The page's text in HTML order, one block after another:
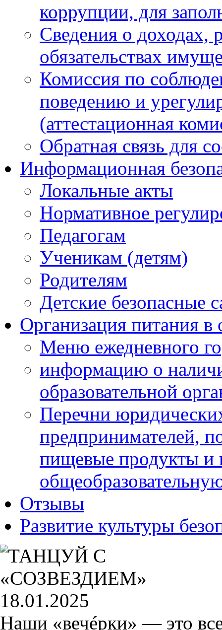
коррупции, для
Сведения о доходах,
обязательствах
Комиссия по
поведению и
(аттестационная
Обратная связь для
Информационная
Локальные акты
Нормативное
Педагогам
Ученикам (детям)
Родителям
Детские безопасные
Организация питания в
Меню ежедневного
информацию о
образовательной
Перечни
предпринимателей,
пищевые продукты и
Отзывы
Развитие культуры
18.01.2025
Наши «вечéрки» — это